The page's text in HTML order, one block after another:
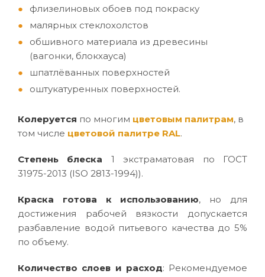
флизелиновых обоев под покраску
малярных стеклохолстов
обшивного материала из древесины
(вагонки, блокхауса)
шпатлёванных поверхностей
оштукатуренных поверхностей.
Колеруется по многим цветовым палитрам, в
том числе цветовой палитре RAL.
Степень блеска 1 экстраматовая по ГОСТ
31975-2013 (ISO 2813-1994)).
Краска готова к использованию, но для
достижения рабочей вязкости допускается
разбавление водой питьевого качества до 5%
по объему.
Количество слоев и расход: Рекомендуемое